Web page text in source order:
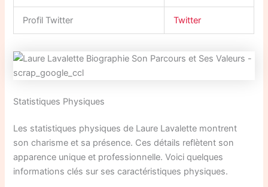
Profil Twitter Twitter
Statistiques Physiques
Les statistiques physiques de Laure Lavalette montrent
son charisme et sa présence. Ces détails reflètent son
apparence unique et professionnelle. Voici quelques
informations clés sur ses caractéristiques physiques.